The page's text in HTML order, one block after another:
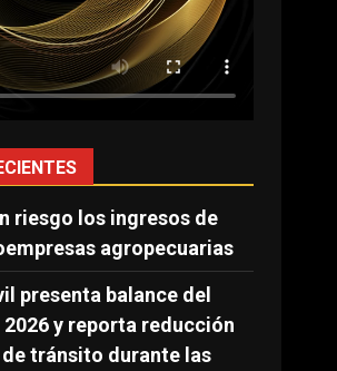
riesgo los ingresos de
agropecuarias
presenta balance del
y reporta reducción
tránsito durante las